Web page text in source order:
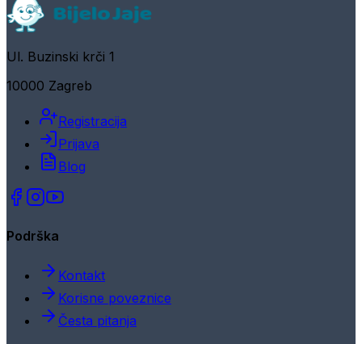
Ul. Buzinski krči 1
10000 Zagreb
Registracija
Prijava
Blog
Podrška
Kontakt
Korisne poveznice
Česta pitanja